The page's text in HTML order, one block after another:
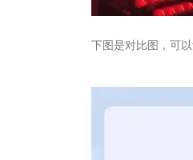
下图是对比图，可